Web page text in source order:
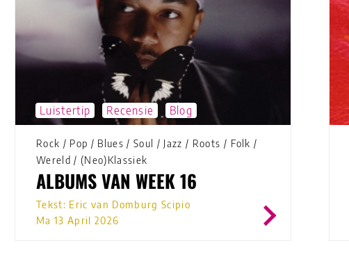
Luistertip Recensie Blog
Rock / Pop / Blues / Soul / Jazz / Roots / Folk /
Wereld / (Neo)Klassiek
ALBUMS VAN WEEK 16
Tekst: Eric van Domburg Scipio
Ma 13 April 2026